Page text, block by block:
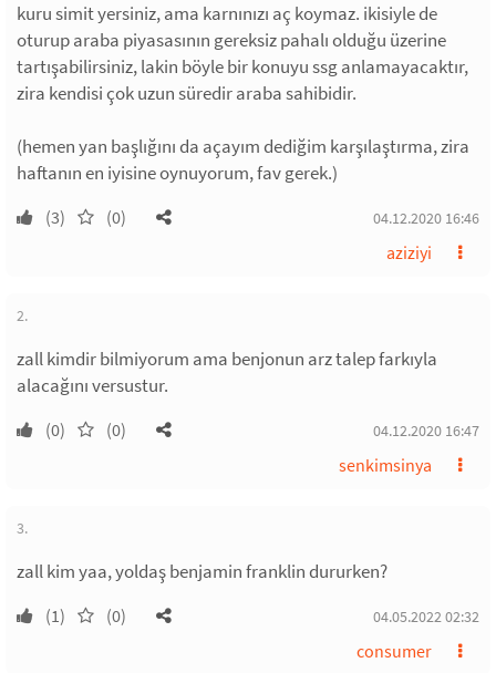
kuru simit yersiniz, ama karnınızı aç koymaz. ikisiyle de
oturup araba piyasasının gereksiz pahalı olduğu üzerine
tartışabilirsiniz, lakin böyle bir konuyu ssg anlamayacaktır,
zira kendisi çok uzun süredir araba sahibidir.
(hemen yan başlığını da açayım dediğim karşılaştırma, zira
haftanın en iyisine oynuyorum, fav gerek.)
(3) (0) 04.12.2020 16:46
aziziyi
2.
zall kimdir bilmiyorum ama benjonun arz talep farkıyla
alacağını versustur.
(0) (0) 04.12.2020 16:47
senkimsinya
3.
zall kim yaa, yoldaş benjamin franklin dururken?
(1) (0) 04.05.2022 02:32
consumer